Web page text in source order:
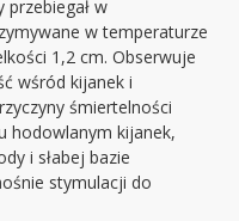
w
w temperaturze
1,2 cm. Obserwuje
wśród kijanek i
śmiertelności
hodowlanym kijanek,
i słabej bazie
stymulacji do